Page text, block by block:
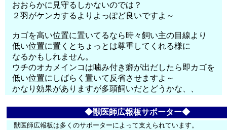
おおらかに見守るしかないのでは？
２羽がケンカするよりよっぽど良いですよ～
カゴを高い位置に置いてるなら時々飼い主の目線より
低い位置に置くとちょっとは尊重してくれる様に
なるかもしれません。
ウチのオカメインコは噛み付き癖が出だしたら即カゴを
低い位置にしばらく置いて反省させますよ～
かなり効果がありますが多頭飼いだとどうかな、、
◆獣医師広報板サポーター◆
獣医師広報板は多くのサポーターによって支えられています。